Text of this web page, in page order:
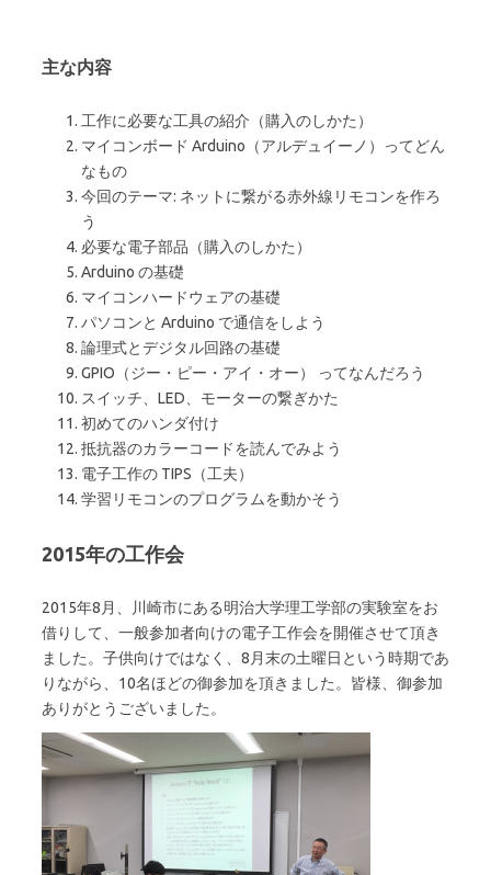
主な内容
工作に必要な工具の紹介（購入のしかた）
マイコンボード Arduino（アルデュイーノ）ってどん
なもの
今回のテーマ: ネットに繋がる赤外線リモコンを作ろ
う
必要な電子部品（購入のしかた）
Arduino の基礎
マイコンハードウェアの基礎
パソコンと Arduino で通信をしよう
論理式とデジタル回路の基礎
GPIO（ジー・ピー・アイ・オー） ってなんだろう
スイッチ、LED、モーターの繋ぎかた
初めてのハンダ付け
抵抗器のカラーコードを読んでみよう
電子工作の TIPS（工夫）
学習リモコンのプログラムを動かそう
2015年の工作会
2015年8月、川崎市にある明治大学理工学部の実験室をお
借りして、一般参加者向けの電子工作会を開催させて頂き
ました。子供向けではなく、8月末の土曜日という時期であ
りながら、10名ほどの御参加を頂きました。皆様、御参加
ありがとうございました。